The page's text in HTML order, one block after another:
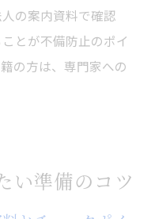
の案内資料で確認
とが不備防止のポイ
の方は、専門家への
い準備のコツ